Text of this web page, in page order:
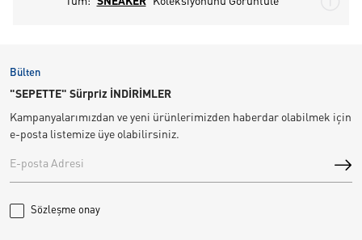
Bülten
"SEPETTE" Sürpriz İNDİRİMLER
Kampanyalarımızdan ve yeni ürünlerimizden haberdar olabilmek için
e-posta listemize üye olabilirsiniz.
Sözleşme onay